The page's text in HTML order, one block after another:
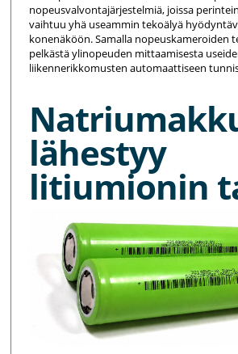
nopeusvalvontajärjestelmiä, joissa
vaihtuu yhä useammin tekoälyä
konenäköön. Samalla nopeuskameroiden
pelkästä ylinopeuden mittaamisesta
liikennerikkomusten automaattiseen
lähestyy
litiumionin